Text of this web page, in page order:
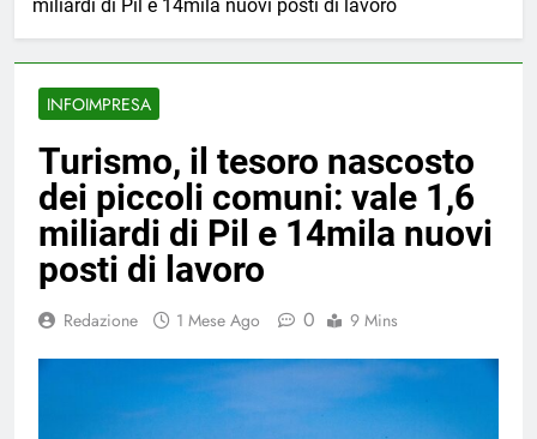
miliardi di Pil e 14mila nuovi posti di lavoro
INFOIMPRESA
Turismo, il tesoro nascosto
dei piccoli comuni: vale 1,6
miliardi di Pil e 14mila nuovi
posti di lavoro
Redazione 1 Mese Ago 0 9 Mins